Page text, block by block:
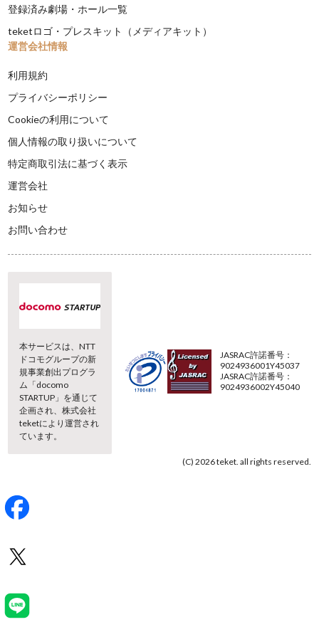
登録済み劇場・ホール一覧
teketロゴ・プレスキット（メディアキット）
運営会社情報
利用規約
プライバシーポリシー
Cookieの利用について
個人情報の取り扱いについて
特定商取引法に基づく表示
運営会社
お知らせ
お問い合わせ
本サービスは、NTT
ドコモグループの新
規事業創出プログラ
ム「docomo
STARTUP」を通じて
企画され、株式会社
teketにより運営され
ています。
JASRAC許諾番号：
9024936001Y45037
JASRAC許諾番号：
9024936002Y45040
(C) 2026 teket. all rights reserved.